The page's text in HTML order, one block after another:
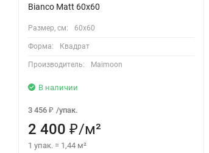
Bianco Matt 60х60
Размер, см: 60х60
Форма: Квадрат
Производитель: Maimoon
В наличии
3 456 ₽ /упак.
2 400 ₽/м²
1 упак. = 1,44 м²